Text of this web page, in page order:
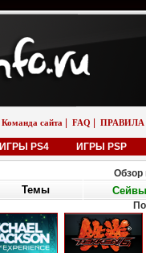
Команда сайта FAQ ПРАВИЛА
ИГРЫ PS4 ИГРЫ PSP
Обзор
Темы Сейвы